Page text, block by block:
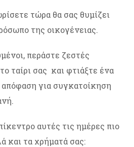
τώρα θα σας θυμίζει
της οικογένειας.
περάστε ζεστές
ταίρι σας και φτιάξτε ένα
για συγκατοίκηση
αυτές τις ημέρες πιο
και τα χρήματά σας: